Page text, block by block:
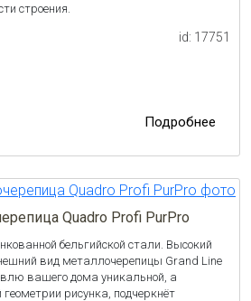
строения.
id: 17751
Подробнее
Quadro Profi PurPro
бельгийской стали. Высокий
вид металлочерепицы Grand Line
вашего дома уникальной, а
геометрии рисунка, подчеркнёт